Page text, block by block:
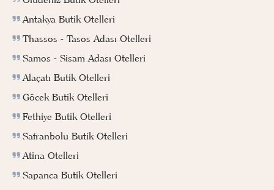
Antakya Butik Otelleri
Thassos - Tasos Adası Otelleri
Samos - Sisam Adası Otelleri
Alaçatı Butik Otelleri
Göcek Butik Otelleri
Fethiye Butik Otelleri
Safranbolu Butik Otelleri
Atina Otelleri
Sapanca Butik Otelleri